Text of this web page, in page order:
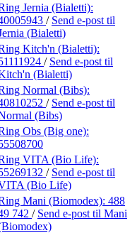
Jernia (Bialetti):
/ Send e-post til
(Bialetti)
Kitch'n (Bialetti):
/ Send e-post til
(Bialetti)
Normal (Bibs):
/ Send e-post til
(Bibs)
Obs (Big one):
VITA (Bio Life):
/ Send e-post til
(Bio Life)
Mani (Biomodex): 488
742 / Send e-post til Mani